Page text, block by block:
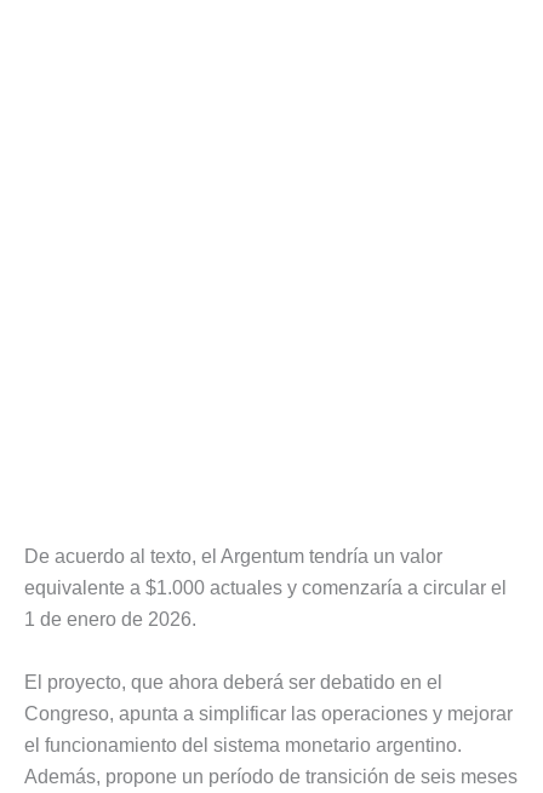
De acuerdo al texto, el Argentum tendría un valor
equivalente a $1.000 actuales y comenzaría a circular el
1 de enero de 2026.
El proyecto, que ahora deberá ser debatido en el
Congreso, apunta a simplificar las operaciones y mejorar
el funcionamiento del sistema monetario argentino.
Además, propone un período de transición de seis meses